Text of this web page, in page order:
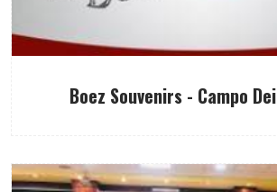
Boez Souvenirs - Campo